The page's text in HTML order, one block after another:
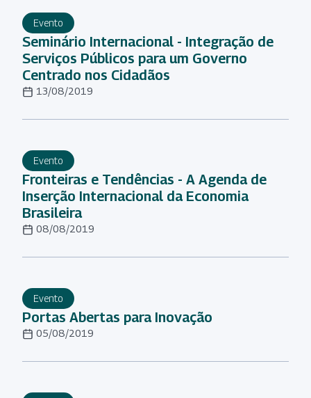
Evento
Seminário Internacional - Integração de
Serviços Públicos para um Governo
Centrado nos Cidadãos
13/08/2019
Evento
Fronteiras e Tendências - A Agenda de
Inserção Internacional da Economia
Brasileira
08/08/2019
Evento
Portas Abertas para Inovação
05/08/2019